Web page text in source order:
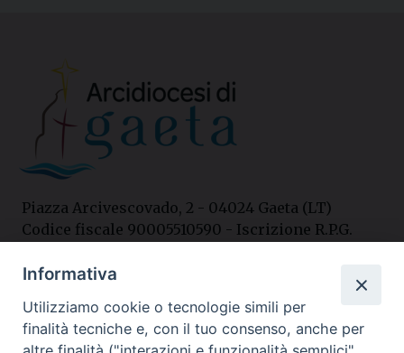
Piazza Arcivescovado, 2 - 04024 Gaeta (LT)
Codice fiscale 90005510590 - Iscrizione R.P.G.
Contatti
Curia
Informativa
Utilizziamo cookie o tecnologie simili per
finalità tecniche e, con il tuo consenso, anche per